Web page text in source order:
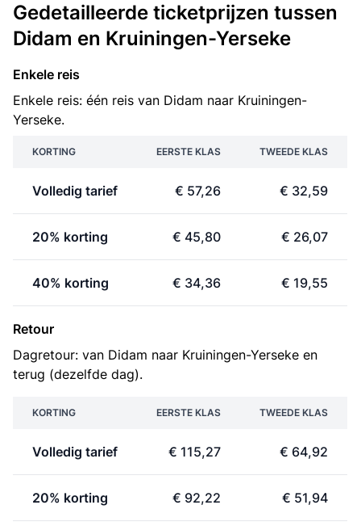
Gedetailleerde ticketprijzen tussen
Didam en Kruiningen-Yerseke
Enkele reis
Enkele reis: één reis van Didam naar Kruiningen-
Yerseke.
KORTING EERSTE KLAS TWEEDE KLAS
Volledig tarief € 57,26 € 32,59
20% korting € 45,80 € 26,07
40% korting € 34,36 € 19,55
Retour
Dagretour: van Didam naar Kruiningen-Yerseke en
terug (dezelfde dag).
KORTING EERSTE KLAS TWEEDE KLAS
Volledig tarief € 115,27 € 64,92
20% korting € 92,22 € 51,94